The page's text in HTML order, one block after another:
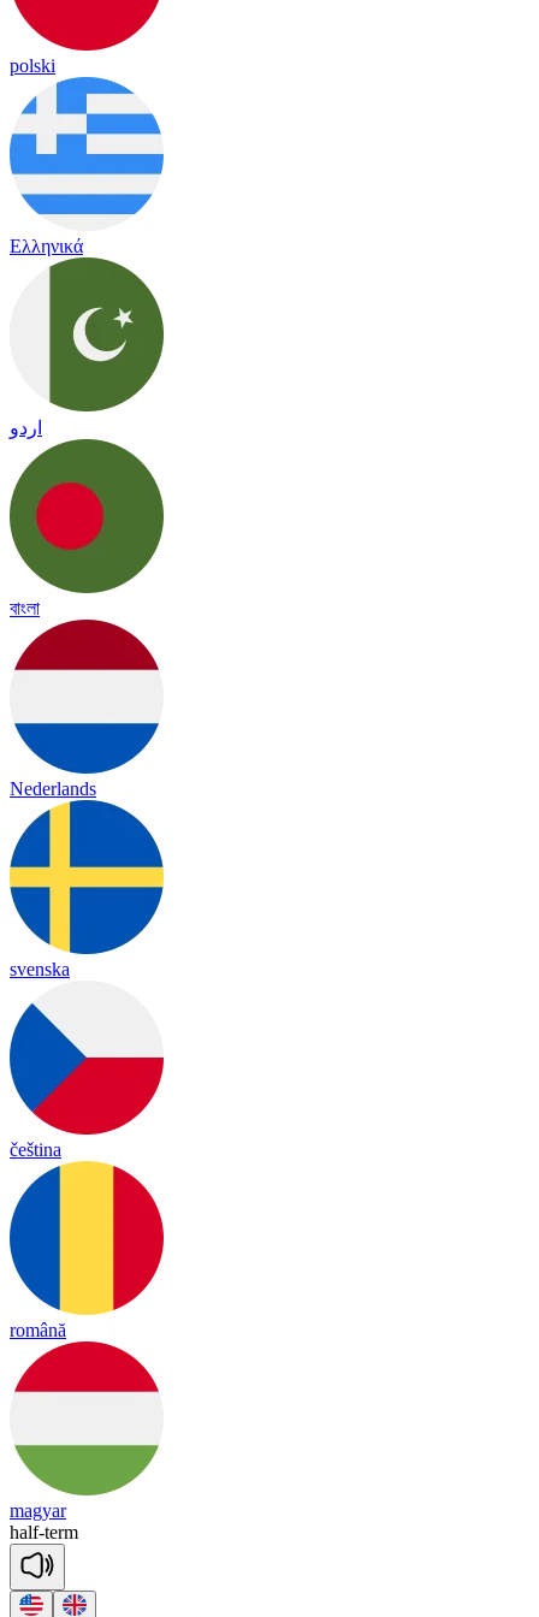
polski
Ελληνικά
اردو
বাংলা
Nederlands
svenska
čeština
română
magyar
half-term